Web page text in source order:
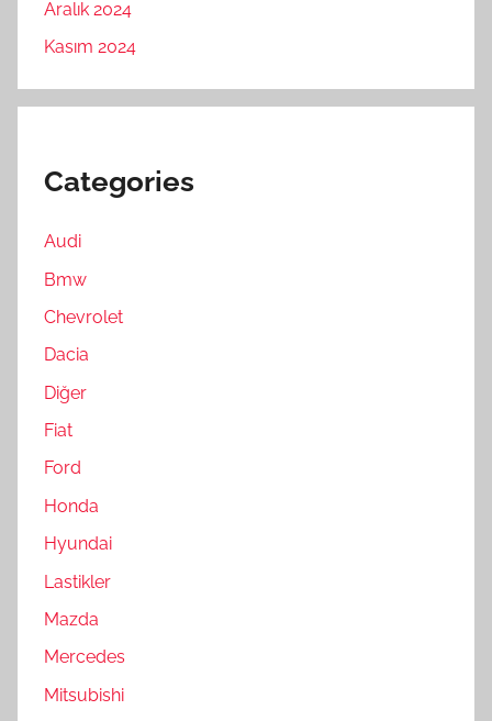
Aralık 2024
Kasım 2024
Categories
Audi
Bmw
Chevrolet
Dacia
Diğer
Fiat
Ford
Honda
Hyundai
Lastikler
Mazda
Mercedes
Mitsubishi